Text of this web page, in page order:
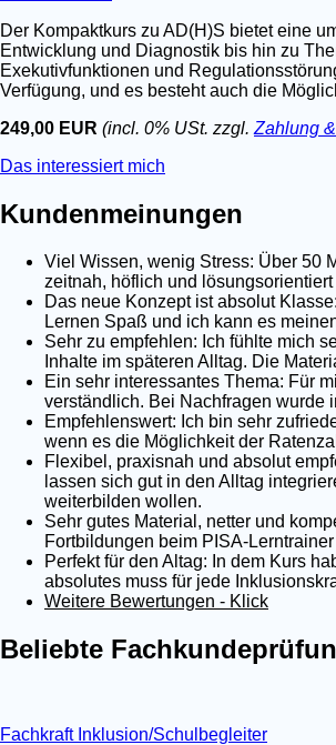
Der Kompaktkurs zu AD(H)S bietet eine
Entwicklung und Diagnostik bis hin zu
Exekutivfunktionen und
Verfügung, und es besteht auch die
249,00 EUR (incl. 0% USt. zzgl. Zahlung
Das interessiert mich
Kundenmeinungen
Viel Wissen, wenig Stress: Über 50
zeitnah, höflich und
Das neue Konzept ist absolut
Lernen Spaß und ich kann es
Sehr zu empfehlen: Ich fühlte mich
Inhalte im späteren Alltag. Die
Ein sehr interessantes Thema: Für
verständlich. Bei Nachfragen wurde
Empfehlenswert: Ich bin sehr
wenn es die Möglichkeit der
Flexibel, praxisnah und absolut
lassen sich gut in den Alltag
weiterbilden wollen.
Sehr gutes Material, netter und
Fortbildungen beim PISA-
Perfekt für den Altag: In dem Kurs
absolutes muss für jede
Weitere Bewertungen - Klick
Beliebte
Fachkraft Inklusion/Schulbegleiter